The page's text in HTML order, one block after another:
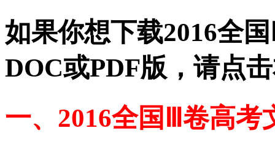
如果你想下载2016全
DOC或PDF版，请点
一、2016全国Ⅲ卷高考